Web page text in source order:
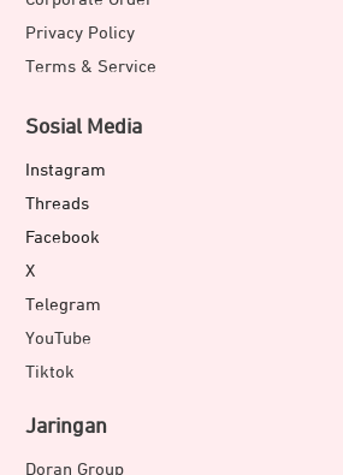
Privacy Policy
Terms & Service
Sosial Media
Instagram
Threads
Facebook
X
Telegram
YouTube
Tiktok
Jaringan
Doran Group